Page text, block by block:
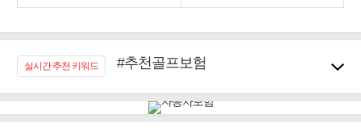
실시간 추천 키워드
#추천골프보험
#우리집 화재, 도난대비
#노후대비 연금재테크!
#임플란트, 치아치료보장